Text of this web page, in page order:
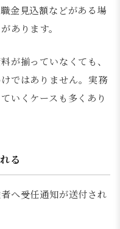
金見込額などがある場
あります。
が揃っていなくても、
ではありません。実務
いくケースも多くあり
る
へ受任通知が送付され